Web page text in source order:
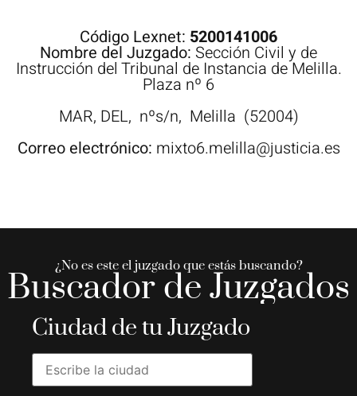
Código Lexnet: 5200141006
Nombre del Juzgado: Sección Civil y de
Instrucción del Tribunal de Instancia de Melilla.
Plaza nº 6
MAR, DEL, nºs/n, Melilla (52004)
Correo electrónico: mixto6.melilla@justicia.es
¿No es este el juzgado que estás buscando?
Buscador de Juzgados
Ciudad de tu Juzgado